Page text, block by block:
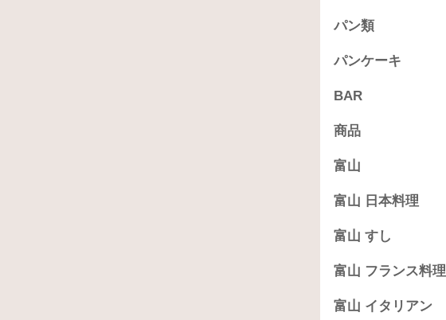
パン類
パンケーキ
BAR
商品
富山
富山 日本料理
富山 すし
富山 フランス料理
富山 イタリアン